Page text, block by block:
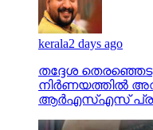
kerala2 days ago
തദ്ദേശ
നിര്‍ണയത്തില്‍
ആര്‍എസ്എസ്